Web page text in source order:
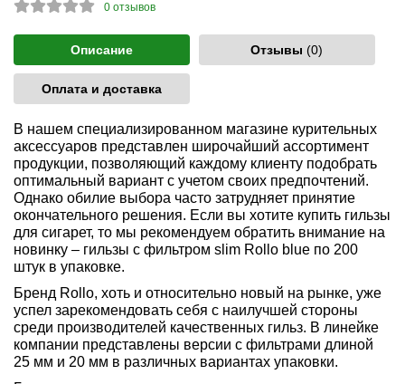
0 отзывов
Описание Отзывы(0)
Оплата и доставка
В нашем специализированном магазине курительных
аксессуаров представлен широчайший ассортимент
продукции, позволяющий каждому клиенту подобрать
оптимальный вариант с учетом своих предпочтений.
Однако обилие выбора часто затрудняет принятие
окончательного решения. Если вы хотите купить гильзы
для сигарет, то мы рекомендуем обратить внимание на
новинку – гильзы с фильтром slim Rollo blue по 200
штук в упаковке.
Бренд Rollo, хоть и относительно новый на рынке, уже
успел зарекомендовать себя с наилучшей стороны
среди производителей качественных гильз. В линейке
компании представлены версии с фильтрами длиной
25 мм и 20 мм в различных вариантах упаковки.